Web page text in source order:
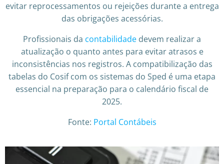
evitar reprocessamentos ou rejeições durante a entrega
das obrigações acessórias.
Profissionais da contabilidade devem realizar a
atualização o quanto antes para evitar atrasos e
inconsistências nos registros. A compatibilização das
tabelas do Cosif com os sistemas do Sped é uma etapa
essencial na preparação para o calendário fiscal de
2025.
Fonte: Portal Contábeis